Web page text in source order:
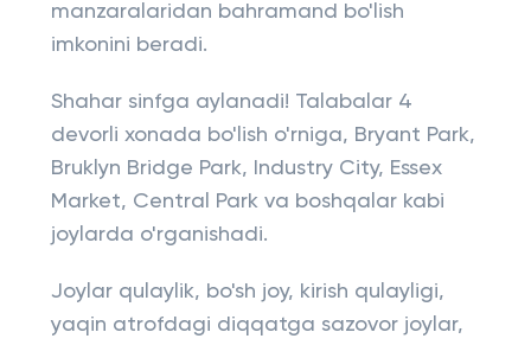
manzaralaridan bahramand bo'lish
imkonini beradi.
Shahar sinfga aylanadi! Talabalar 4
devorli xonada bo'lish o'rniga, Bryant Park,
Bruklyn Bridge Park, Industry City, Essex
Market, Central Park va boshqalar kabi
joylarda o'rganishadi.
Joylar qulaylik, bo'sh joy, kirish qulayligi,
yaqin atrofdagi diqqatga sazovor joylar,